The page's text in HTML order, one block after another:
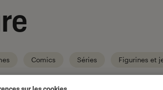
Comics Séries Figurines et